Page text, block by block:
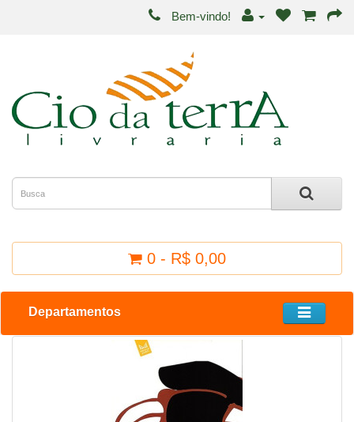
Bem-vindo!
0 - R$ 0,00
Departamentos